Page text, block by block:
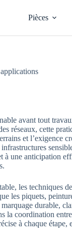
Pièces
avant tout
réseaux, cette
et l’exigence
une anticipation
les techniques
les piquets,
durable,
la coordination
à chaque étape,